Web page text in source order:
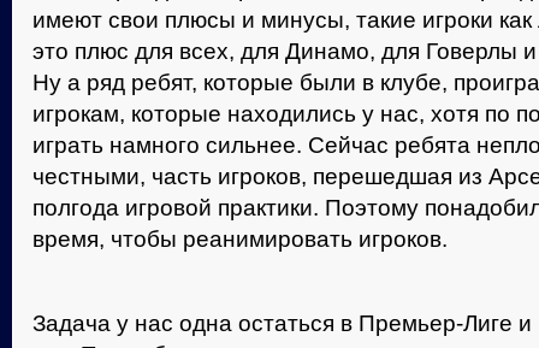
имеют свои плюсы и минусы, такие игроки
это плюс для всех, для Динамо, для Говерлы
Ну а ряд ребят, которые были в клубе,
игрокам, которые находились у нас, хотя по
играть намного сильнее. Сейчас ребята
честными, часть игроков, перешедшая из
полгода игровой практики. Поэтому
время, чтобы реанимировать игроков.
Задача у нас одна остаться в Премьер-Лиге